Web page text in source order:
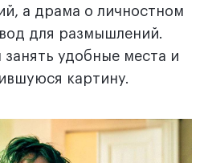
а драма о личностном
для размышлений.
удобные места и
картину.